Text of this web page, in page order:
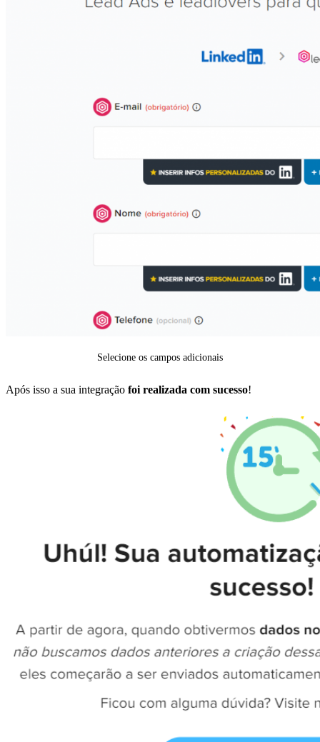
Selecione os campos adicionais
Após isso a sua integração foi realizada com sucesso!